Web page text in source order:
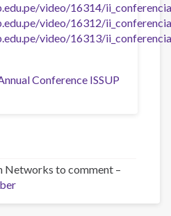
video/16314/
video/16312/
video/16313/
Conference ISSUP
Networks to comment –